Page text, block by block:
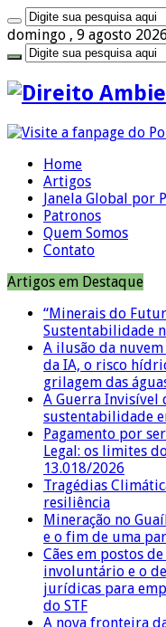
domingo , 9 agosto 2026
Home
Artigos
Janela Global por
Patronos
Quem Somos
Contato
Artigos em Destaque
“Minerais do
Sustentabilidade
A ilusão da
da IA, o risco
grilagem das
A Guerra Invisível
sustentabilidade
Pagamento por
Legal: os limites
13.018/2026
Tragédias
resiliência
Mineração no
e o fim de uma
Cães em postos
involuntário e o
jurídicas para
do STF
A nova fronteira